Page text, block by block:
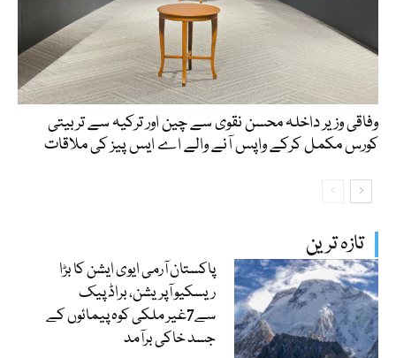
تازہ ترین
پاکستان آرمی ایوی ایشن کا بڑا
ریسکیو آپریشن، براڈ پیک
سے7غیر ملکی کوہ پیمائوں کے
جسد خاکی برآمد
وفاقی وزیر داخلہ محسن نقوی سے چین اور ترکیہ سے تربیتی
کورس مکمل کرکے واپس آنے والے اے ایس پیز کی ملاقات